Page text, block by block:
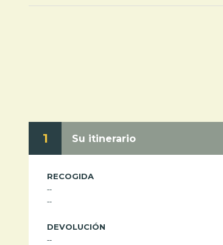
1 Su itinerario
RECOGIDA
--
--
DEVOLUCIÓN
--